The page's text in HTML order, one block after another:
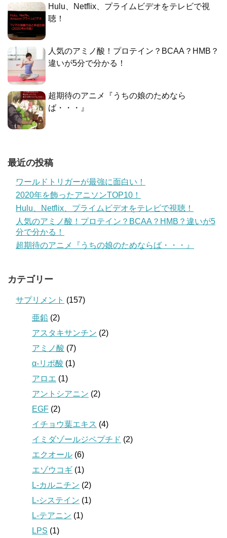
Hulu、Netflix、プライムビデオをテレビで視
聴！
人気のアミノ酸！プロテイン？BCAA？HMB？
違いが5分で分かる！
超期待のアニメ『うちの娘のためなら
ば・・・』
最近の投稿
ワールドトリガーが最強に面白い！
2020年を飾ったアニソンTOP10！
Hulu、Netflix、プライムビデオをテレビで視聴！
人気のアミノ酸！プロテイン？BCAA？HMB？違いが5
分で分かる！
超期待のアニメ『うちの娘のためならば・・・』
カテゴリー
サプリメント (157)
亜鉛 (2)
アスタキサンチン (2)
アミノ酸 (7)
α-リポ酸 (1)
アロエ (1)
アントシアニン (2)
EGF (2)
イチョウ葉エキス (4)
イミダゾールジペプチド (2)
エクオール (6)
エゾウコギ (1)
L-カルニチン (2)
L-システイン (1)
L-テアニン (1)
LPS (1)